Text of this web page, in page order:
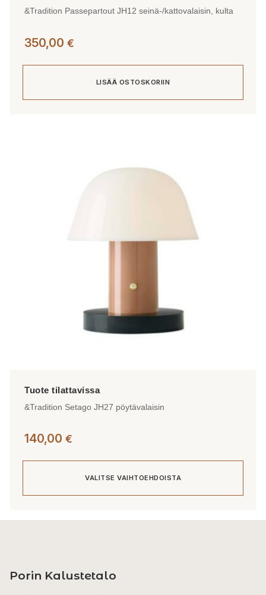
&Tradition Passepartout JH12 seinä-/kattovalaisin, kulta
350,00 €
LISÄÄ OSTOSKORIIN
&Tradition Setago JH27 pöytävalaisin
140,00 €
VALITSE VAIHTOEHDOISTA
muunnelma.
Porin Kalustetalo